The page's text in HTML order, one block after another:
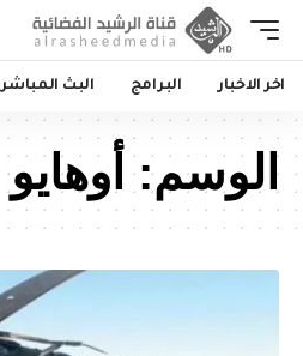
اخر الاخبار البرامج البث المباشر
الوسم: أوهايو